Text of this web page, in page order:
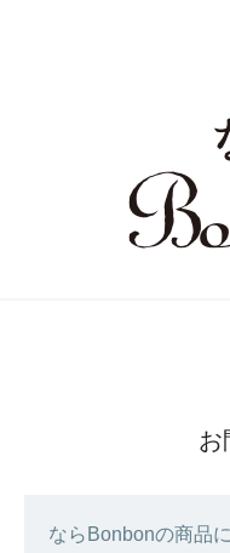
お
ならBonbonの商品